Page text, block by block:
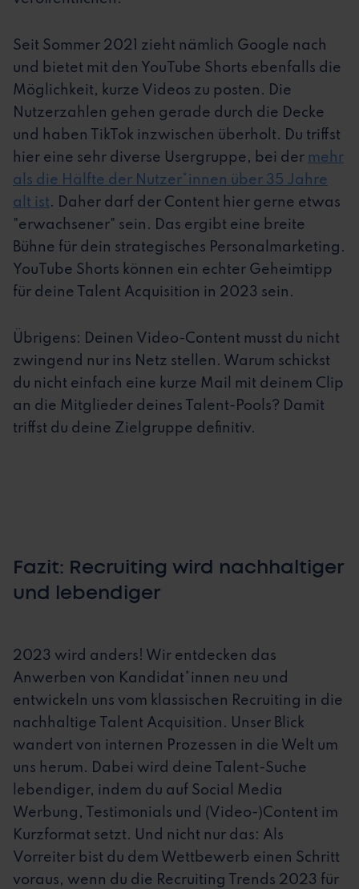
Seit Sommer 2021 zieht nämlich Google nach
und bietet mit den YouTube Shorts ebenfalls die
Möglichkeit, kurze Videos zu posten. Die
Nutzerzahlen gehen gerade durch die Decke
und haben TikTok inzwischen überholt. Du triffst
hier eine sehr diverse Usergruppe, bei der mehr
als die Hälfte der Nutzer*innen über 35 Jahre
alt ist. Daher darf der Content hier gerne etwas
"erwachsener" sein. Das ergibt eine breite
Bühne für dein strategisches Personalmarketing.
YouTube Shorts können ein echter Geheimtipp
für deine Talent Acquisition in 2023 sein.
Übrigens: Deinen Video-Content musst du nicht
zwingend nur ins Netz stellen. Warum schickst
du nicht einfach eine kurze Mail mit deinem Clip
an die Mitglieder deines Talent-Pools? Damit
triffst du deine Zielgruppe definitiv.
Fazit: Recruiting wird nachhaltiger
und lebendiger
2023 wird anders! Wir entdecken das
Anwerben von Kandidat*innen neu und
entwickeln uns vom klassischen Recruiting in die
nachhaltige Talent Acquisition. Unser Blick
wandert von internen Prozessen in die Welt um
uns herum. Dabei wird deine Talent-Suche
lebendiger, indem du auf Social Media
Werbung, Testimonials und (Video-)Content im
Kurzformat setzt. Und nicht nur das: Als
Vorreiter bist du dem Wettbewerb einen Schritt
voraus, wenn du die Recruiting Trends 2023 für